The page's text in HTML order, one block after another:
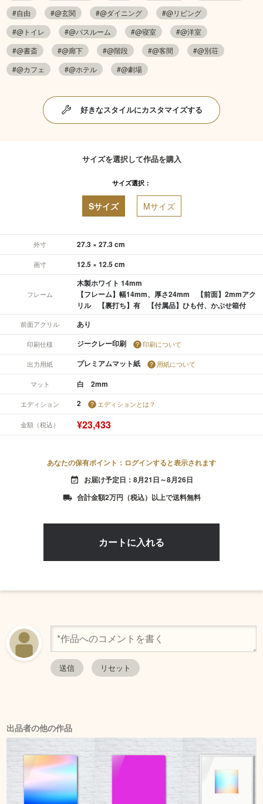
#自由
#@玄関 #@ダイニング
#@リビング
#@トイレ
#@バスルーム #@寝室
#@洋室
#@書斎
#@廊下 #@階段 #@客間
#@別荘
#@カフェ
#@ホテル #@劇場
好きなスタイルにカスタマイズする
サイズを選択して作品を購入
サイズ選択：
Sサイズ Mサイズ
外寸 27.3 × 27.3 cm
画寸 12.5 × 12.5 cm
フレーム
木製ホワイト 14mm
【フレーム】幅14mm、厚さ24mm 【前面】2mmアク
リル 【裏打ち】有 【付属品】ひも付、かぶせ箱付
前面アクリル あり
印刷仕様 ジークレー印刷 印刷について
出力用紙 プレミアムマット紙 用紙について
マット 白 2mm
エディション 2 エディションとは？
金額（税込） ¥23,433
あなたの保有ポイント：ログインすると表示されます
event_available お届け予定日：8月21日～8月26日
local_shipping 合計金額2万円（税込）以上で送料無料
出品者の他の作品